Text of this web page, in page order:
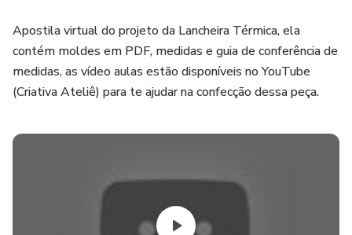
Apostila virtual do projeto da Lancheira Térmica, ela
contém moldes em PDF, medidas e guia de conferência de
medidas, as vídeo aulas estão disponíveis no YouTube
(Criativa Ateliê) para te ajudar na confecção dessa peça.